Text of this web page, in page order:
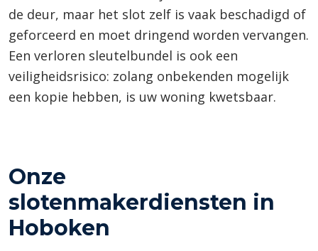
de deur, maar het slot zelf is vaak beschadigd of
geforceerd en moet dringend worden vervangen.
Een verloren sleutelbundel is ook een
veiligheidsrisico: zolang onbekenden mogelijk
een kopie hebben, is uw woning kwetsbaar.
Onze
slotenmakerdiensten in
Hoboken